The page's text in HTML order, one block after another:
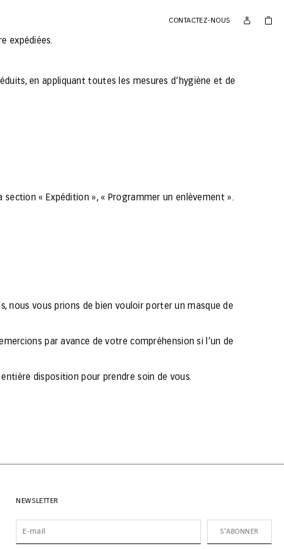
CONTACTEZ-NOUS
expédiées.
en appliquant toutes les mesures d’hygiène et de
section « Expédition », « Programmer un enlèvement ».
nous vous prions de bien vouloir porter un masque de
par avance de votre compréhension si l’un de
disposition pour prendre soin de vous.
NEWSLETTER
S'ABONNER